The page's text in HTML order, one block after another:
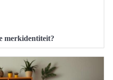
merkidentiteit?